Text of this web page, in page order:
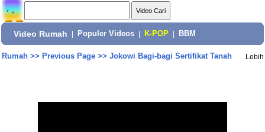
Video Rumah Populer Videos K-POP BBM
Rumah>> Previous Page>> Jokowi Bagi-bagi Sertifikat Tanah Lebih